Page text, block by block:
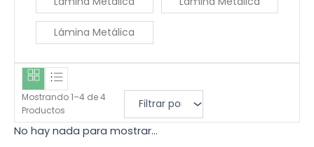
a
l
e
:
1
0
e
s
:
0
0
0
Lámina Metálica
Mostrando1–4 de4
Productos
No hay nada para mostrar...